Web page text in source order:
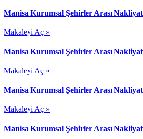
Manisa Kurumsal Şehirler Arası Nakliyat
Makaleyi Aç »
Manisa Kurumsal Şehirler Arası Nakliyat
Makaleyi Aç »
Manisa Kurumsal Şehirler Arası Nakliyat
Makaleyi Aç »
Manisa Kurumsal Şehirler Arası Nakliyat